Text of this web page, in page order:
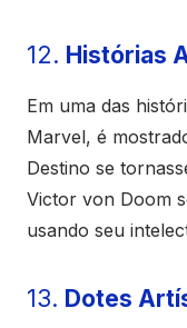
12. Histórias
Em uma das
Marvel, é
Destino se
Victor von Doom
usando seu
13. Dotes